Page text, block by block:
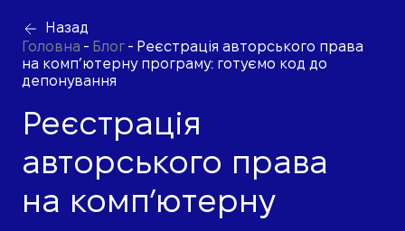
Назад
Головна - Блог - Реєстрація авторського права
на комп’ютерну програму: готуємо код до
депонування
Реєстрація
авторського права
на комп’ютерну